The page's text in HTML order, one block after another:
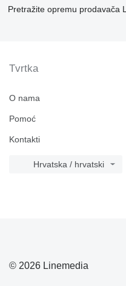
Pretražite opremu prodavača
Tvrtka
O nama
Pomoć
Kontakti
Hrvatska / hrvatski
© 2026 Linemedia